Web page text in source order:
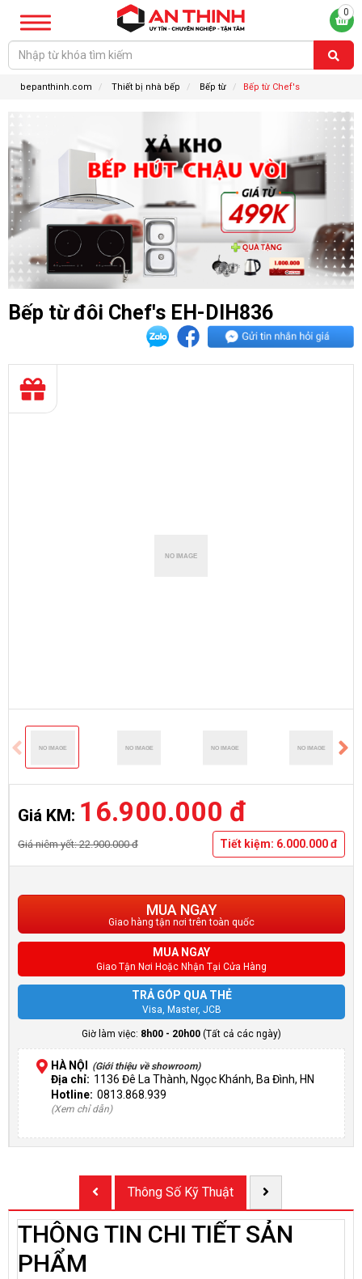
0
bepanthinh.com Thiết bị nhà bếp Bếp từ Bếp từ Chef's
Bếp từ đôi Chef's EH-DIH836
Giá KM: 16.900.000 đ
Giá niêm yết: 22.900.000 đ Tiết kiệm: 6.000.000 đ
MUA NGAY
Giao hàng tận nơi trên toàn quốc
MUA NGAY
Giao Tận Nơi Hoặc Nhận Tại Cửa Hàng
TRẢ GÓP QUA THẺ
Visa, Master, JCB
Giờ làm việc: 8h00 - 20h00 (Tất cả các ngày)
HÀ NỘI (Giới thiệu về showroom)
Địa chỉ: 1136 Đê La Thành, Ngọc Khánh, Ba Đình, HN
Hotline: 0813.868.939
(Xem chỉ dẫn)
Thông Số Kỹ Thuật
THÔNG TIN CHI TIẾT SẢN
PHẨM